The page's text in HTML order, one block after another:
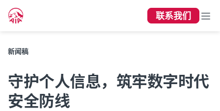
联系我们
新闻稿
守护个人信息，筑牢数字时代
安全防线